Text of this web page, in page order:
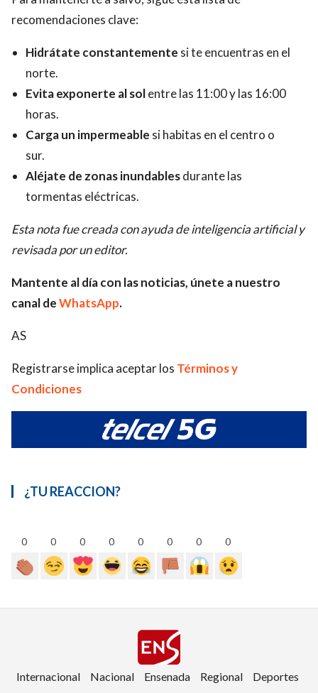
recomendaciones clave:
Hidrátate constantemente si te encuentras en el
norte.
Evita exponerte al solentre las 11:00 y las 16:00
horas.
Carga un impermeable si habitas en el centro o
sur.
Aléjate de zonas inundablesdurante las
tormentas eléctricas.
Esta nota fue creada con ayuda de inteligencia artificial y
revisada por un editor.
Mantente al día con las noticias, únete a nuestro
canal deWhatsApp.
AS
Registrarse implica aceptar los Términos y
Condiciones
¿TU REACCION?
0 0 0 0 0 0 0 0
Internacional Nacional Ensenada Regional Deportes